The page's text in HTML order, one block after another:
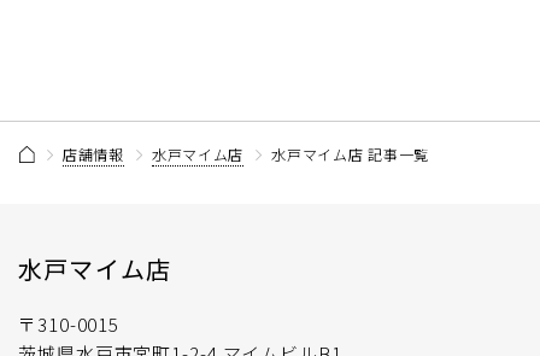
店舗情報 水戸マイム店 水戸マイム店 記事一覧
水戸マイム店
〒310-0015